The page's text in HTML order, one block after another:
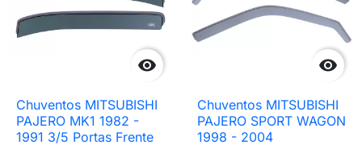

Chuventos MITSUBISHI
PAJERO MK1 1982 -
1991 3/5 Portas Frente

Chuventos MITSUBISHI
PAJERO SPORT WAGON
1998 - 2004